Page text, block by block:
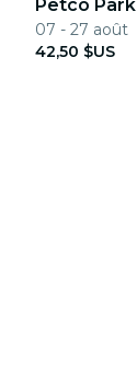
Petco
07 - 27 août
42,50 $US